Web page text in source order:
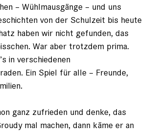
– Wühlmausgänge – und uns
von der Schulzeit bis heute
haben wir nicht gefunden, das
War aber trotzdem prima.
in verschiedenen
Ein Spiel für alle – Freunde,
ganz zufrieden und denke, das
mal ­machen, dann käme er an